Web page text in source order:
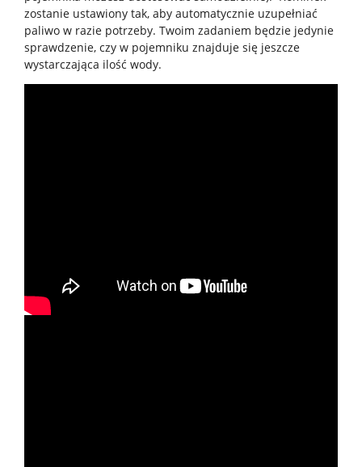
zostanie ustawiony tak, aby automatycznie uzupełniać
paliwo w razie potrzeby. Twoim zadaniem będzie jedynie
sprawdzenie, czy w pojemniku znajduje się jeszcze
wystarczająca ilość wody.